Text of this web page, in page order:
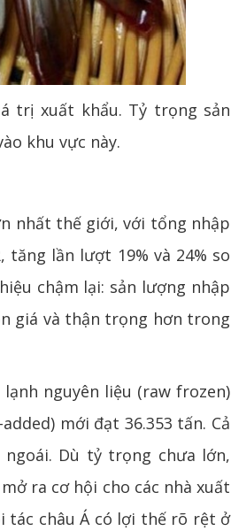
trị xuất khẩu. Tỷ trọng sản
khu vực này.
nhất thế giới, với tổng nhập
lần lượt 19% và 24% so
chậm lại: sản lượng nhập
giá và thận trọng hơn trong
nguyên liệu (raw frozen)
mới đạt 36.353 tấn. Cả
Dù tỷ trọng chưa lớn,
ra cơ hội cho các nhà xuất
châu Á có lợi thế rõ rệt ở